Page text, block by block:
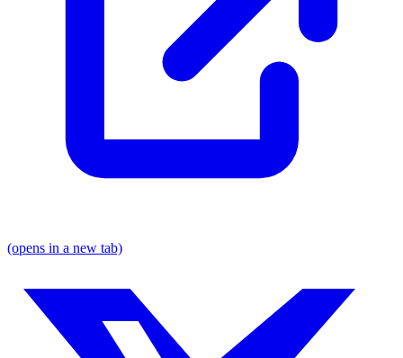
(opens in a new tab)